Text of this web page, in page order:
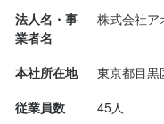
パスタ など
創作系のおつまみが豊富
法人名・事
業者名
株式会社ア
本社所在地
東京都目黒
従業員数
45人